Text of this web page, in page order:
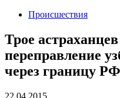
Происшествия
Трое
переправление
через границу РФ
22.04.2015